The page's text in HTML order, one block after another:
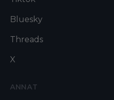
Bluesky
Threads
X
ANNAT